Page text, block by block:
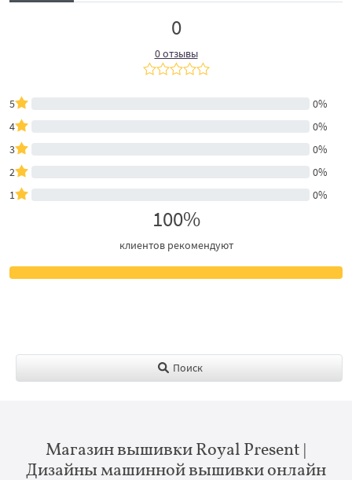
0
0 отзывы
5
0%
4
0%
3
0%
2
0%
1
0%
100%
клиентов рекомендуют
Поиск
Магазин вышивки Royal Present |
Дизайны машинной вышивки онлайн